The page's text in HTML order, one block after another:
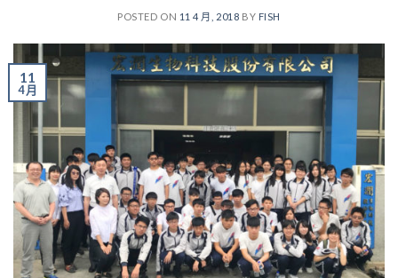
POSTED ON 11 4 月, 2018 BY FISH
11
4 月